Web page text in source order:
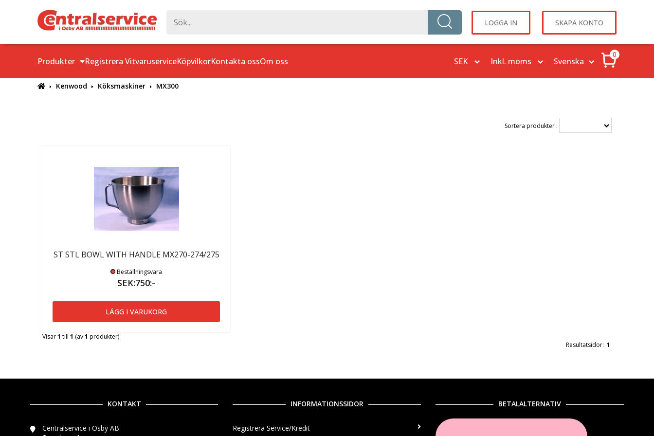
LOGGA IN SKAPA KONTO
Produkter Registrera VitvaruserviceKöpvilkorKontakta ossOm oss
0
Kenwood Köksmaskiner MX300
Sortera produkter :
ST STL BOWL WITH HANDLE MX270-274/275
Beställningsvara
SEK:750:-
LÄGG I VARUKORG
Visar1 till 1 (av1 produkter)
Resultatsidor: 1
KONTAKT
Centralservice i Osby AB
INFORMATIONSSIDOR
Registrera Service/Kredit
BETALALTERNATIV